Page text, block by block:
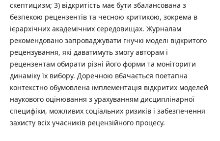
скептицизм; 3) відкритість має бути збалансована з
безпекою рецензентів та чесною критикою, зокрема в
ієрархічних академічних середовищах. Журналам
рекомендовано запроваджувати гнучкі моделі відкритого
рецензування, які даватимуть змогу авторам і
рецензентам обирати різні його форми та моніторити
динаміку їх вибору. Доречною вбачається поетапна
контекстно обумовлена імплементація відкритих моделей
наукового оцінювання з урахуванням дисциплінарної
специфіки, можливих соціальних ризиків і забезпечення
захисту всіх учасників рецензійного процесу.